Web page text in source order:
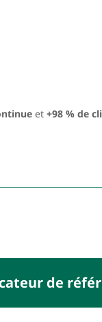
et +98 % de
de